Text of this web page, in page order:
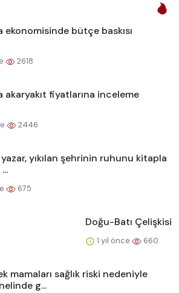
ekonomisinde bütçe baskısı
2618
akaryakıt fiyatlarına inceleme
2446
yıkılan şehrinin ruhunu kitapla
675
Doğu-Batı Çelişkisi
1 yıl önce 660
mamaları sağlık riski nedeniyle
g...